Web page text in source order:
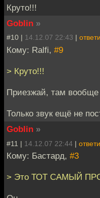
Круто!!!
Goblin »
#10 | 14.12.07 22:43 |
Кому: Ralfi, #9
> Круто!!!
Приезжай, там вообще
Только звук ещё не
Goblin »
#11 | 14.12.07 22:44 |
Кому: Бастард, #3
> Это ТОТ САМЫЙ